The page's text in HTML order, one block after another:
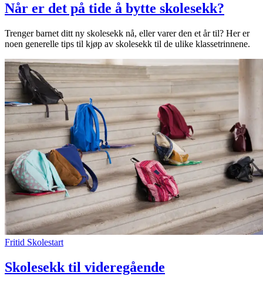
Når er det på tide å bytte skolesekk?
Trenger barnet ditt ny skolesekk nå, eller varer den et år til? Her er
noen generelle tips til kjøp av skolesekk til de ulike klassetrinnene.
Fritid Skolestart
Skolesekk til videregående